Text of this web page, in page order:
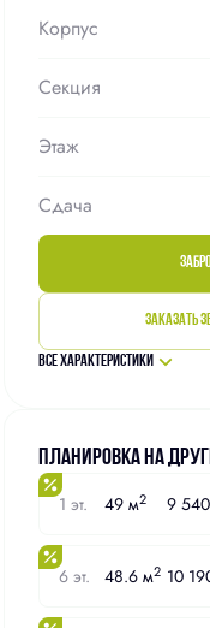
Корпус
Секция
Этаж
Сдача
Заказать
Все характеристики
Планировка на
1 эт.
49 м2 9
6 эт. 48.6 м2 10